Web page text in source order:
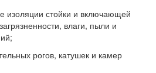
изоляции стойки и включающей
влаги, пыли и
рогов, катушек и камер